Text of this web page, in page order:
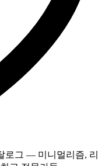
로그 — 미니멀리즘, 리